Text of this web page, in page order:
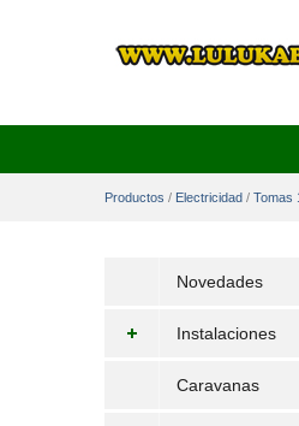
Productos / Electricidad / Tomas
Novedades
Instalaciones
Caravanas